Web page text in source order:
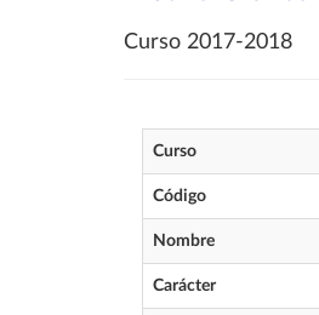
Curso 2017-2018
Curso
Código
Nombre
Carácter